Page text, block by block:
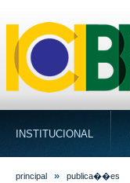
INSTITUCIONAL
principal » publica��es